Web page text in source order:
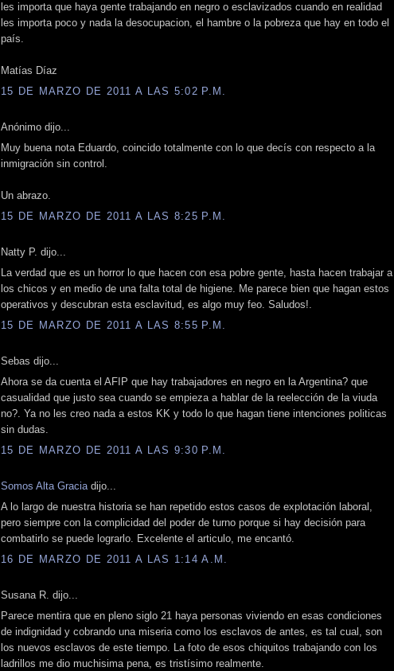
les importa que haya gente trabajando en negro o esclavizados cuando en realidad
les importa poco y nada la desocupacion, el hambre o la pobreza que hay en todo el
país.
Matías Díaz
15 DE MARZO DE 2011 A LAS 5:02 P.M.
Anónimo dijo...
Muy buena nota Eduardo, coincido totalmente con lo que decís con respecto a la
inmigración sin control.
Un abrazo.
15 DE MARZO DE 2011 A LAS 8:25 P.M.
Natty P. dijo...
La verdad que es un horror lo que hacen con esa pobre gente, hasta hacen trabajar a
los chicos y en medio de una falta total de higiene. Me parece bien que hagan estos
operativos y descubran esta esclavitud, es algo muy feo. Saludos!.
15 DE MARZO DE 2011 A LAS 8:55 P.M.
Sebas dijo...
Ahora se da cuenta el AFIP que hay trabajadores en negro en la Argentina? que
casualidad que justo sea cuando se empieza a hablar de la reelección de la viuda
no?. Ya no les creo nada a estos KK y todo lo que hagan tiene intenciones politicas
sin dudas.
15 DE MARZO DE 2011 A LAS 9:30 P.M.
Somos Alta Gracia dijo...
A lo largo de nuestra historia se han repetido estos casos de explotación laboral,
pero siempre con la complicidad del poder de turno porque si hay decisión para
combatirlo se puede lograrlo. Excelente el articulo, me encantó.
16 DE MARZO DE 2011 A LAS 1:14 A.M.
Susana R. dijo...
Parece mentira que en pleno siglo 21 haya personas viviendo en esas condiciones
de indignidad y cobrando una miseria como los esclavos de antes, es tal cual, son
los nuevos esclavos de este tiempo. La foto de esos chiquitos trabajando con los
ladrillos me dio muchisima pena, es tristísimo realmente.